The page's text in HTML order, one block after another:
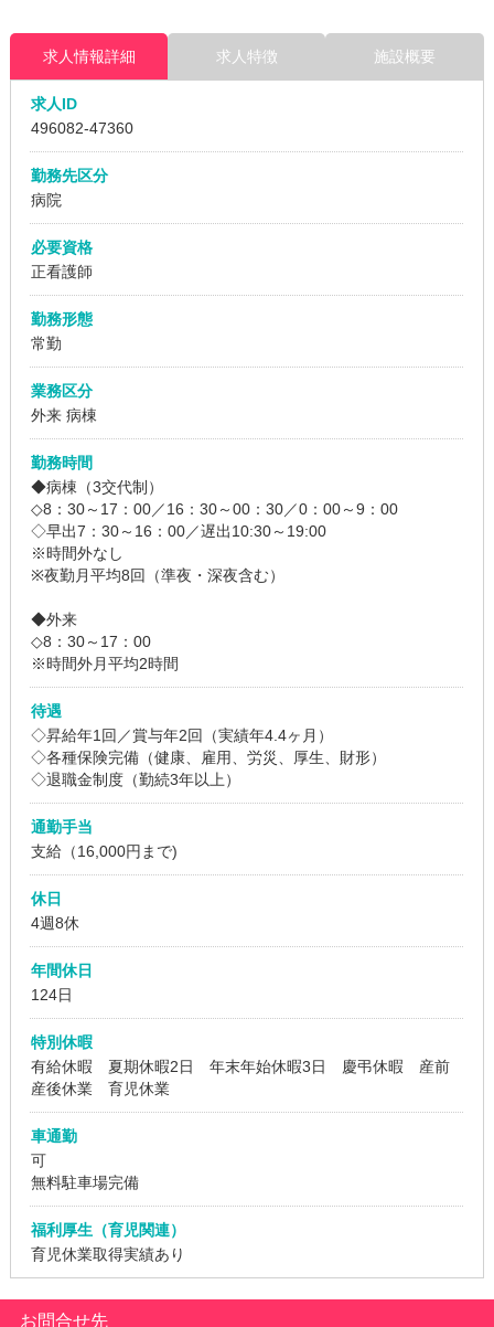
求人情報詳細 求人特徴 施設概要
求人ID
496082-47360
勤務先区分
病院
必要資格
正看護師
勤務形態
常勤
業務区分
外来 病棟
勤務時間
◆病棟（3交代制）
◇8：30～17：00／16：30～00：30／0：00～9：00
◇早出7：30～16：00／遅出10:30～19:00
※時間外なし
※夜勤月平均8回（準夜・深夜含む）
◆外来
◇8：30～17：00
※時間外月平均2時間
待遇
◇昇給年1回／賞与年2回（実績年4.4ヶ月）
◇各種保険完備（健康、雇用、労災、厚生、財形）
◇退職金制度（勤続3年以上）
通勤手当
支給（16,000円まで)
休日
4週8休
年間休日
124日
特別休暇
有給休暇 夏期休暇2日 年末年始休暇3日 慶弔休暇 産前
産後休業 育児休業
車通勤
可
無料駐車場完備
福利厚生（育児関連）
育児休業取得実績あり
お問合せ先